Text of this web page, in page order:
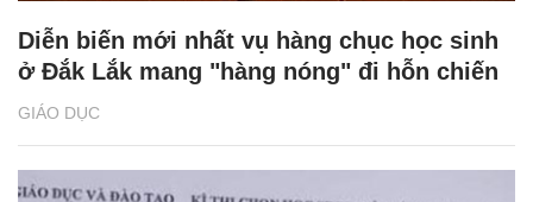
GIÁO DỤC
Diễn biến mới nhất vụ hàng chục học sinh
ở Đắk Lắk mang "hàng nóng" đi hỗn chiến